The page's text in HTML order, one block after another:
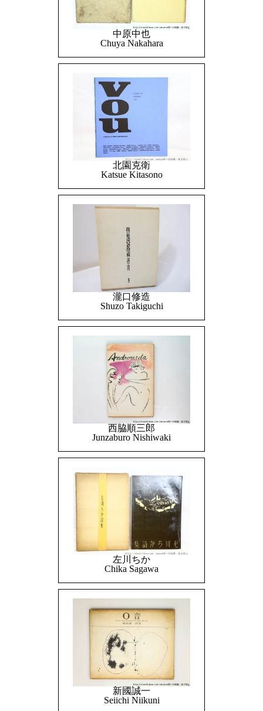
中原中也
Chuya Nakahara
北園克衛
Katsue Kitasono
瀧口修造
Shuzo Takiguchi
西脇順三郎
Junzaburo Nishiwaki
左川ちか
Chika Sagawa
新國誠一
Seiichi Niikuni